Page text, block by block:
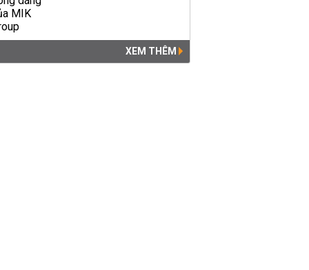
XEM THÊM